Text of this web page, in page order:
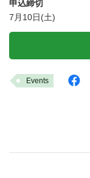
申込締切
7月10日(土)
Events